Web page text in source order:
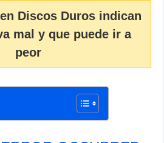
Discos Duros indican
mal y que puede ir a
peor